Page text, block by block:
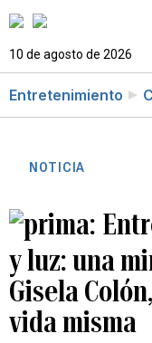
10 de agosto de 2026
Entretenimiento
NOTICIA
y luz: una
Gisela
vida misma